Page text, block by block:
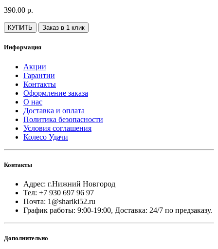
390.00 р.
КУПИТЬ Заказ в 1 клик
Информация
Акции
Гарантии
Контакты
Оформление заказа
О нас
Доставка и оплата
Политика безопасности
Условия соглашения
Колесо Удачи
Контакты
Адрес: г.Нижний Новгород
Тел: +7 930 697 96 97
Почта: 1@shariki52.ru
График работы: 9:00-19:00, Доставка: 24/7 по предзаказу.
Дополнительно